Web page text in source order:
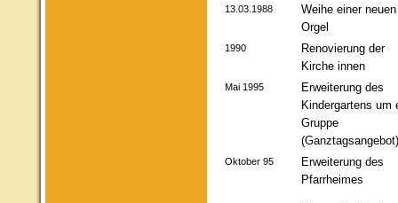
13.03.1988
Weihe einer neuen
Orgel
1990
Renovierung der
Kirche innen
Mai 1995
Erweiterung des
Kindergartens um
Gruppe
(Ganztagsangebot)
Oktober 95
Erweiterung des
Pfarrheimes